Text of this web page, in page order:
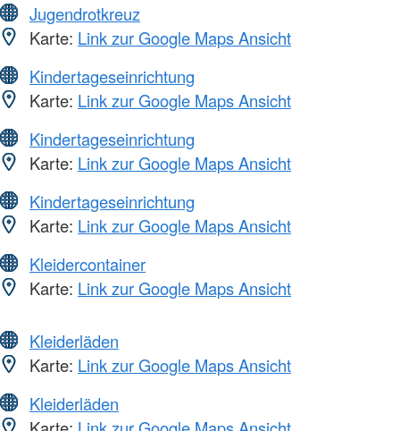
Jugendrotkreuz
Karte: Link zur Google Maps Ansicht
Kindertageseinrichtung
Karte: Link zur Google Maps Ansicht
Kindertageseinrichtung
Karte: Link zur Google Maps Ansicht
Kindertageseinrichtung
Karte: Link zur Google Maps Ansicht
Kleidercontainer
Karte: Link zur Google Maps Ansicht
Kleiderläden
Karte: Link zur Google Maps Ansicht
Kleiderläden